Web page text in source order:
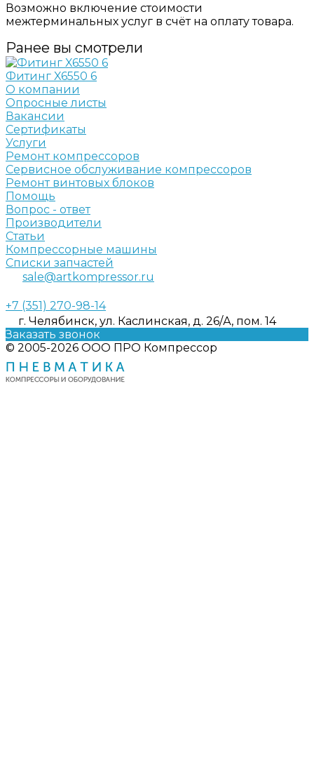
Возможно включение стоимости
межтерминальных услуг в счёт на оплату товара.
Ранее вы смотрели
Фитинг X6550 6
О компании
Опросные листы
Вакансии
Сертификаты
Услуги
Ремонт компрессоров
Сервисное обслуживание компрессоров
Ремонт винтовых блоков
Помощь
Вопрос - ответ
Производители
Статьи
Компрессорные машины
Списки запчастей
sale@artkompressor.ru
+7 (351) 270-98-14
г. Челябинск, ул. Каслинская, д. 26/А, пом. 14
Заказать звонок
© 2005-2026 ООО ПРО Компрессор